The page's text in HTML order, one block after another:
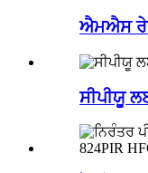
ਐਮਐਸ
ਸੀਪੀਯੂ